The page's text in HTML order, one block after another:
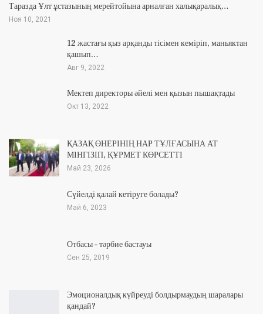
Таразда Ұлт ұстазының мерейтойына арналған халықаралық…
Ноя 10, 2021
12 жастағы қыз арқанды тісімен кеміріп, маньяктан
қашып…
Авг 9, 2022
Мектеп директоры әйелі мен қызын пышақтады
Окт 13, 2022
ҚАЗАҚ ӨНЕРІНІҢ НАР ТҰЛҒАСЫНА АТ
МІНГІЗІП, ҚҰРМЕТ КӨРСЕТТІ
Май 23, 2026
Сүйелді қалай кетіруге болады?
Май 6, 2023
Отбасы – тәрбие бастауы
Сен 25, 2019
Эмоционалдық күйреуді болдырмаудың шаралары
қандай?